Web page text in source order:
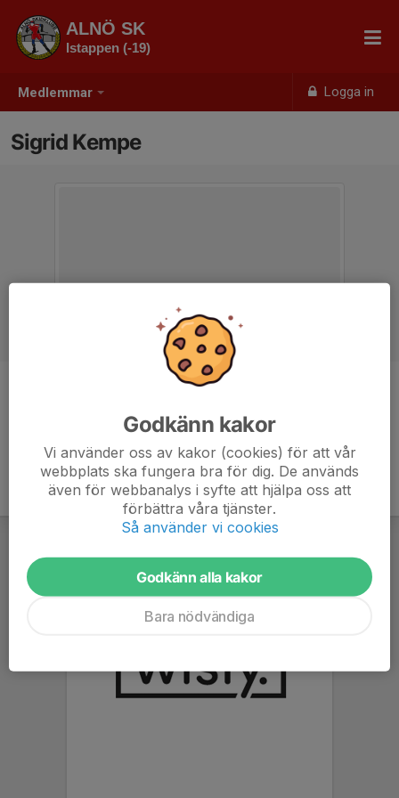
Medlemmar Logga in
ALNÖ SK
Istappen (-19)
Sigrid Kempe
Godkänn kakor
Vi använder oss av kakor (cookies) för att vår
webbplats ska fungera bra för dig. De används
även för webbanalys i syfte att hjälpa oss att
förbättra våra tjänster.
Så använder vi cookies
Godkänn alla kakor
Bara nödvändiga